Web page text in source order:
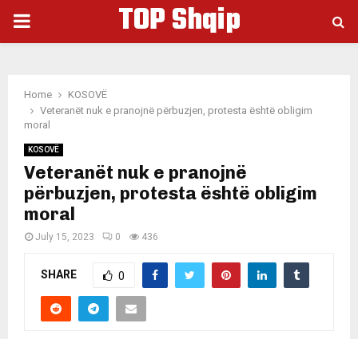
PRIMARY
TOP Shqip
Home
KOSOVË
Veteranët nuk e pranojnë përbuzjen, protesta është obligim
moral
KOSOVË
Veteranët nuk e pranojnë
përbuzjen, protesta është obligim
moral
July 15, 2023 0 436
SHARE 0